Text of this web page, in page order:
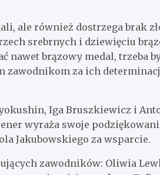
ale również dostrzega brak
srebrnych i dziewięciu
brązowy medal, trzeba
za ich
Iga Bruszkiewicz i
wyraża swoje
Jakubowskiego za wsparcie.
zawodników: Oliwia